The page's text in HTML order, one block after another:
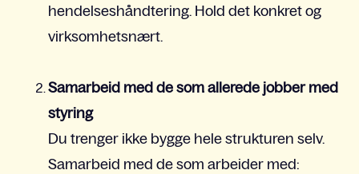
hendelseshåndtering. Hold det konkret og
virksomhetsnært.
Samarbeid med de som allerede jobber med
styring
Du trenger ikke bygge hele strukturen selv.
Samarbeid med de som arbeider med: